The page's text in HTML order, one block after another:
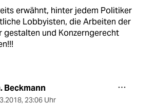
erwähnt, hinter jedem Politiker
Lobbyisten, die Arbeiten der
gestalten und Konzerngerecht
Beckmann
, 23:06 Uhr